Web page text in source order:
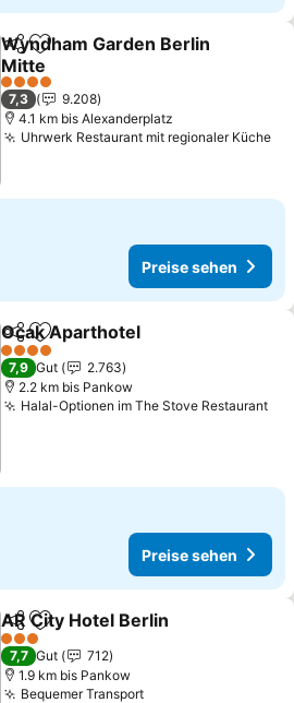
TeilenZu Favoriten hinzufügen
Wyndham Garden Berlin
Mitte
4 Sterne
7,3
9.208
4.1 km bis Alexanderplatz
Uhrwerk Restaurant mit regionaler Küche
Preise sehen
TeilenZu Favoriten hinzufügen
Ocak Aparthotel
4 Sterne
7,9 Gut
2.763
2.2 km bis Pankow
Halal-Optionen im The Stove Restaurant
Preise sehen
TeilenZu Favoriten hinzufügen
AR City Hotel Berlin
3 Sterne
7,7 Gut
712
1.9 km bis Pankow
Bequemer Transport